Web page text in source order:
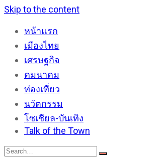
Skip to the content
หน้าแรก
เมืองไทย
เศรษฐกิจ
คมนาคม
ท่องเที่ยว
นวัตกรรม
โซเชียล-บันเทิง
Talk of the Town